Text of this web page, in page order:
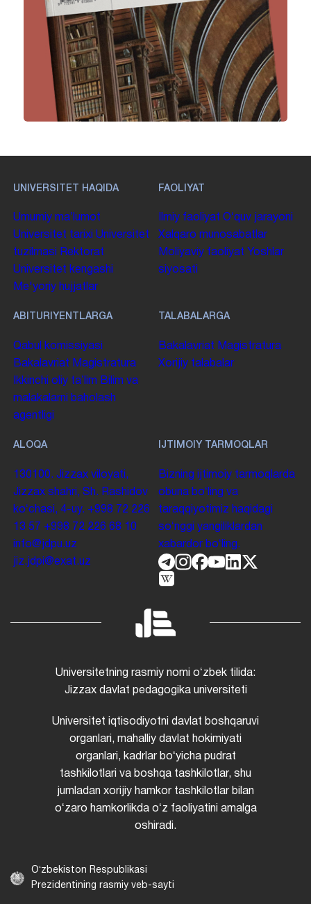
UNIVERSITET HAQIDA
Umumiy maʼlumot
Universitet tarixi Universitet
tuzilmasi
Rektorat
Universitet kengashi
Me'yoriy hujjatlar
FAOLIYAT
Ilmiy faoliyat Oʻquv jarayoni
Xalqaro munosabatlar
Moliyaviy faoliyat Yoshlar
siyosati
ABITURIYENTLARGA
Qabul komissiyasi
Bakalavriat Magistratura
Ikkinchi oliy taʼlim Bilim va
malakalarni baholash
agentligi
TALABALARGA
Bakalavriat Magistratura
Xorijiy talabalar
ALOQA
130100. Jizzax viloyati,
Jizzax shahri, Sh. Rashidov
koʻchasi, 4-uy. +998 72 226
13 57 +998 72 226 68 10
info@jdpu.uz
jiz.jdpi@exat.uz
IJTIMOIY TARMOQLAR
Bizning ijtimoiy tarmoqlarda
obuna boʻling va
taraqqiyotimiz haqidagi
soʻnggi yangiliklardan
xabardor boʻling.
Universitetning rasmiy nomi oʻzbek tilida:
Jizzax davlat pedagogika universiteti
Universitet iqtisodiyotni davlat boshqaruvi
organlari, mahalliy davlat hokimiyati
organlari, kadrlar boʻyicha pudrat
tashkilotlari va boshqa tashkilotlar, shu
jumladan xorijiy hamkor tashkilotlar bilan
oʻzaro hamkorlikda oʻz faoliyatini amalga
oshiradi.
Oʻzbekiston Respublikasi
Prezidentining rasmiy veb-sayti